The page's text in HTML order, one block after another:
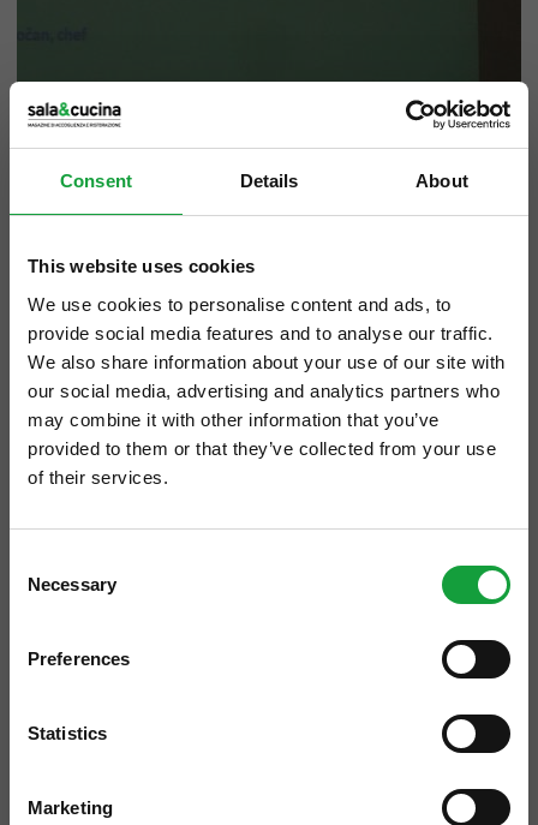
Consent Details About
This website uses cookies
We use cookies to personalise content and ads, to
provide social media features and to analyse our traffic.
We also share information about your use of our site with
our social media, advertising and analytics partners who
may combine it with other information that you’ve
provided to them or that they’ve collected from your use
of their services.
Selection
Necessary
Preferences
Statistics
Marketing
Olio Officina Food
Festival, per testimoniare il rapporto
privilegiato tra olio di olive, cucina e cultura
per panorama gastronomico italiano.
Antonio Pascale, agronomo e scrittore:
ISCRIVITI ALLA NEWSLETTER
Resta aggiornato su tutte le ultime novita nel campo